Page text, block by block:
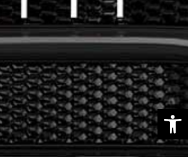
פתח סרגל נגישות